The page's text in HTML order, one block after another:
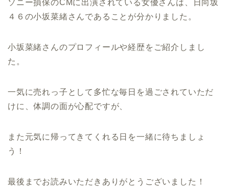
ソニー損保のCMに出演されている女優さんは、日向坂
４６の小坂菜緒さんであることが分かりました。
小坂菜緒さんのプロフィールや経歴をご紹介しまし
た。
一気に売れっ子として多忙な毎日を過ごされていただ
けに、体調の面が心配ですが、
また元気に帰ってきてくれる日を一緒に待ちましょ
う！
最後までお読みいただきありがとうございました！